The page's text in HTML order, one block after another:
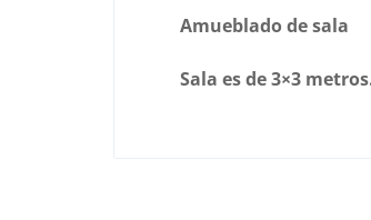
Amueblado de sala
Sala es de 3×3